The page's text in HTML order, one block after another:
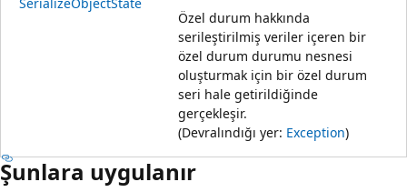
Özel durum hakkında
serileştirilmiş veriler içeren bir
özel durum durumu nesnesi
oluşturmak için bir özel durum
seri hale getirildiğinde
gerçekleşir.
(Devralındığı yer: Exception)
Şunlara uygulanır